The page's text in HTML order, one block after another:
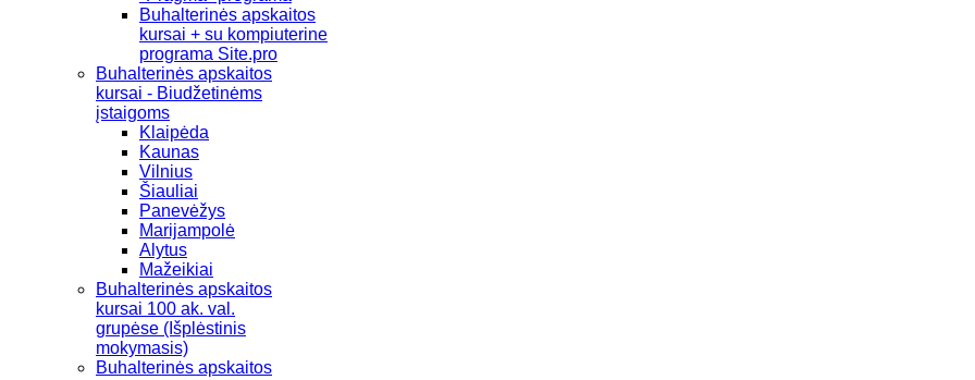
Buhalterinės apskaitos
kursai + su kompiuterine
programa Site.pro
Buhalterinės apskaitos
kursai - Biudžetinėms
įstaigoms
Klaipėda
Kaunas
Vilnius
Šiauliai
Panevėžys
Marijampolė
Alytus
Mažeikiai
Buhalterinės apskaitos
kursai 100 ak. val.
grupėse (Išplėstinis
mokymasis)
Buhalterinės apskaitos